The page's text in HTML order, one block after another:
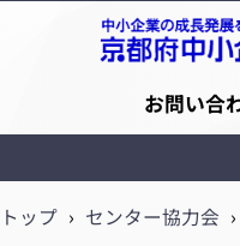
京都府中小企業技術センタ
お問い合
トップ › センター協力会 ›